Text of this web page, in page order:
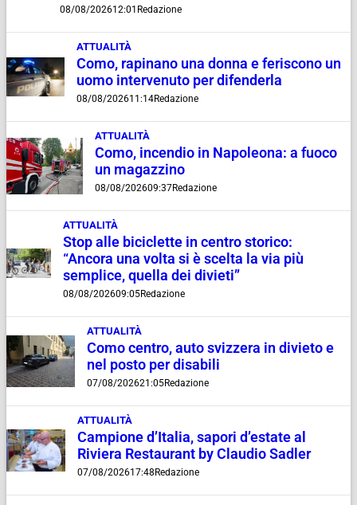
08/08/202612:01 Redazione
ATTUALITÀ
Como, rapinano una donna e feriscono un
uomo intervenuto per difenderla
08/08/202611:14Redazione
ATTUALITÀ
Como, incendio in Napoleona: a fuoco
un magazzino
08/08/202609:37Redazione
ATTUALITÀ
Stop alle biciclette in centro storico:
“Ancora una volta si è scelta la via più
semplice, quella dei divieti”
08/08/202609:05Redazione
ATTUALITÀ
Como centro, auto svizzera in divieto e
nel posto per disabili
07/08/202621:05Redazione
ATTUALITÀ
Campione d’Italia, sapori d’estate al
Riviera Restaurant by Claudio Sadler
07/08/202617:48 Redazione